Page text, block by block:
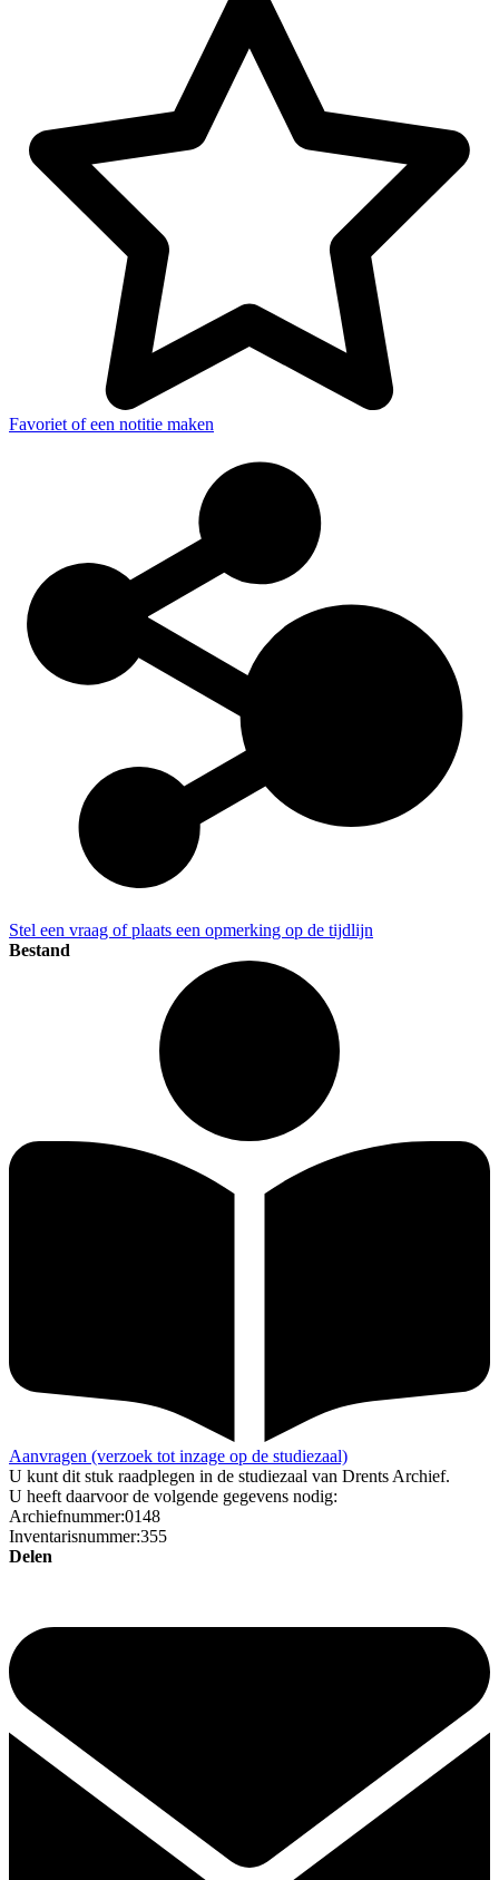
Favoriet of een notitie maken
Stel een vraag of plaats een opmerking op de tijdlijn
Bestand
Aanvragen (verzoek tot inzage op de studiezaal)
U kunt dit stuk raadplegen in de studiezaal van Drents Archief.
U heeft daarvoor de volgende gegevens nodig:
Archiefnummer:0148
Inventarisnummer:355
Delen